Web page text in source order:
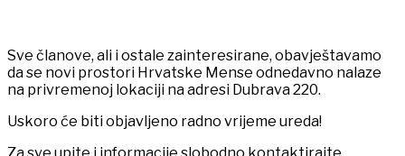
Sve članove, ali i ostale zainteresirane, obavještavamo
da se novi prostori Hrvatske Mense odnedavno nalaze
na privremenoj lokaciji na adresi Dubrava 220.
Uskoro će biti objavljeno radno vrijeme ureda!